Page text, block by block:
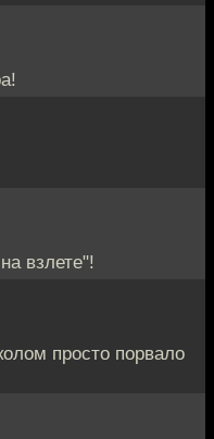
взлете"!
просто порвало